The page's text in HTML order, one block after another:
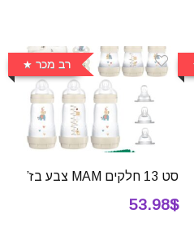
רב מכר
סט 13 חלקים MAM צבע בז’
53.98$